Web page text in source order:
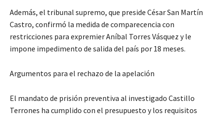
Además, el tribunal supremo, que preside César San Martín
Castro, confirmó la medida de comparecencia con
restricciones para expremier Aníbal Torres Vásquez y le
impone impedimento de salida del país por 18 meses.
Argumentos para el rechazo de la apelación
El mandato de prisión preventiva al investigado Castillo
Terrones ha cumplido con el presupuesto y los requisitos